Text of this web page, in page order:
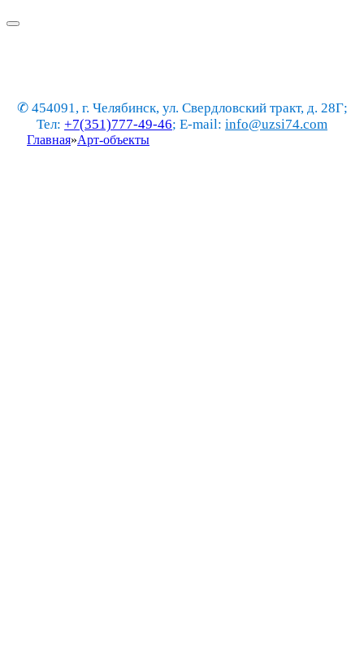
✆ 454091, г. Челябинск, ул. Свердловский тракт, д. 28Г;
Тел: +7(351)777-49-46; E-mail: info@uzsi74.com
Главная»Арт-объекты